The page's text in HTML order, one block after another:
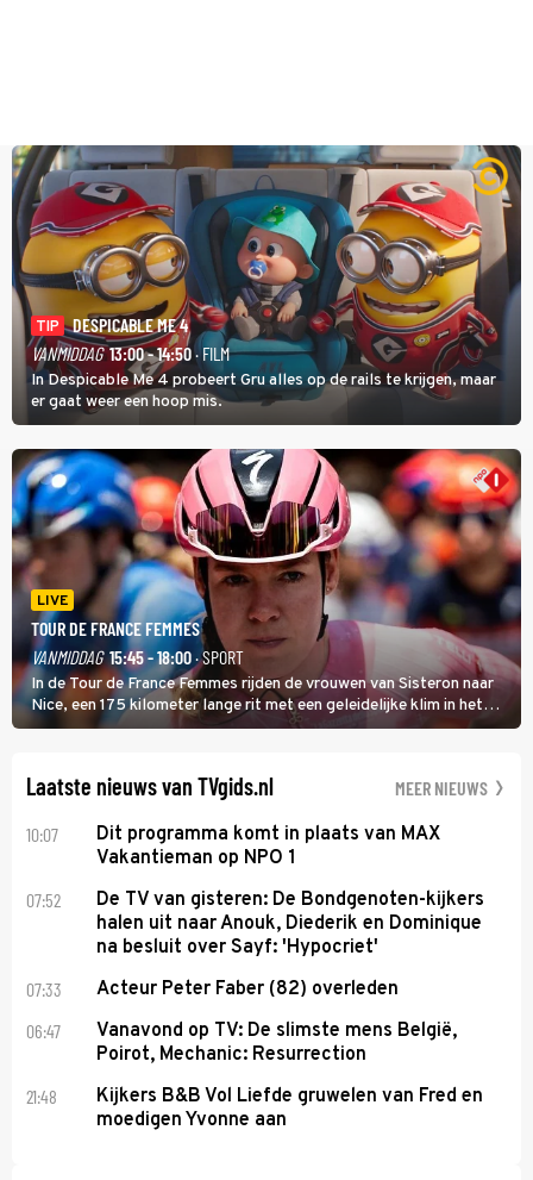
TIP
DESPICABLE ME 4
VANMIDDAG 13:00 - 14:50· FILM
In Despicable Me 4 probeert Gru alles op de rails te krijgen, maar
er gaat weer een hoop mis.
LIVE
TOUR DE FRANCE FEMMES
VANMIDDAG 15:45 - 18:00· SPORT
In de Tour de France Femmes rijden de vrouwen van Sisteron naar
Nice, een 175 kilometer lange rit met een geleidelijke klim in het
midden. Dat is mogelijk niet de zwaarste hindernis, dat is de
Laatste nieuws van TVgids.nl MEER NIEUWS
10:07
Dit programma komt in plaats van MAX
Vakantieman op NPO 1
07:52
De TV van gisteren: De Bondgenoten-kijkers
halen uit naar Anouk, Diederik en Dominique
na besluit over Sayf: 'Hypocriet'
07:33 Acteur Peter Faber (82) overleden
06:47
Vanavond op TV: De slimste mens België,
Poirot, Mechanic: Resurrection
21:48
Kijkers B&B Vol Liefde gruwelen van Fred en
moedigen Yvonne aan